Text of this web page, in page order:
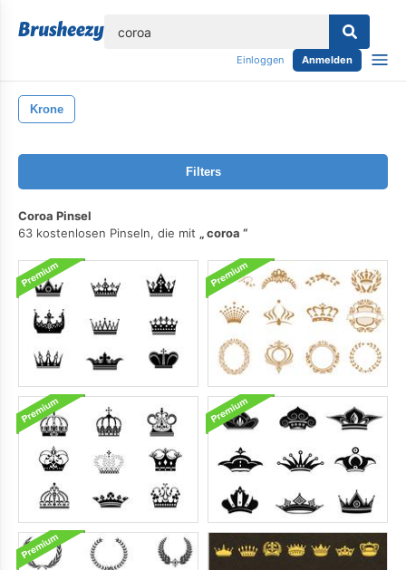
Einloggen Anmelden
Krone
Filters
Coroa Pinsel
63 kostenlosen Pinseln, die mit
coroa